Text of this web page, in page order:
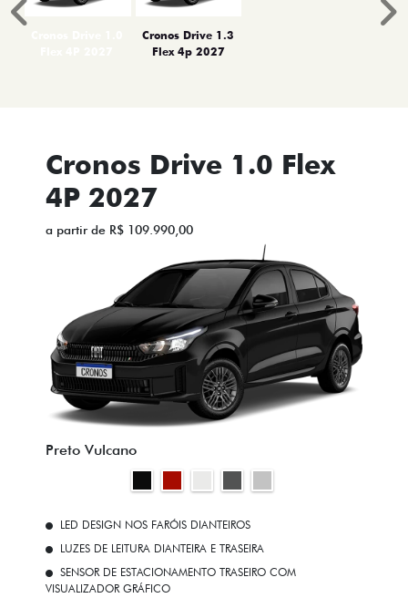
Cronos Drive 1.3
Flex 4p 2027
Anterior
Cronos Drive 1.0 Flex
4P 2027
a partir de R$ 109.990,00
Preto Vulcano
LED DESIGN NOS FARÓIS DIANTEIROS
LUZES DE LEITURA DIANTEIRA E TRASEIRA
SENSOR DE ESTACIONAMENTO TRASEIRO COM
VISUALIZADOR GRÁFICO